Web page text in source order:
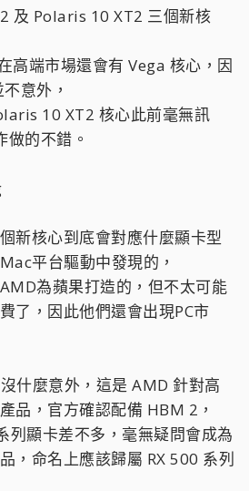
及 Polaris 10 XT2 三個新核
高端市場還會有 Vega 核心，因
意外，
10 XT2 核心此前毫無訊
的不錯。
新核心到底會對應什麼顯卡型
平台驅動中發現的，
為蘋果打造的，但不太可能
了，因此他們還會出現PC市
什麼意外，這是 AMD 針對高
品，官方確認配備 HBM 2，
列顯卡差不多，毫無疑問會成為
，命名上應該歸屬 RX 500 系列